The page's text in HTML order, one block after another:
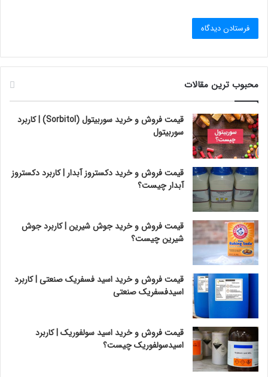
محبوب ترین مقالات
قیمت فروش و خرید سوربیتول (Sorbitol) | کاربرد
سوربیتول
قیمت فروش و خرید دکستروز آبدار | کاربرد دکستروز
آبدار چیست؟
قیمت فروش و خرید جوش شیرین | کاربرد جوش
شیرین چیست؟
قیمت فروش و خرید اسید فسفریک صنعتی | کاربرد
اسیدفسفریک صنعتی
قیمت فروش و خرید اسید سولفوریک | کاربرد
اسیدسولفوریک چیست؟